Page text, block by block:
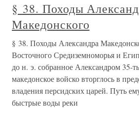
§ 38. Походы
Македонского
§ 38. Походы Александра
Восточного Средиземноморья и
до н. э. собранное Александром 35-
македонское войско вторглось в
владения персидских царей. Путь
быстрые воды реки